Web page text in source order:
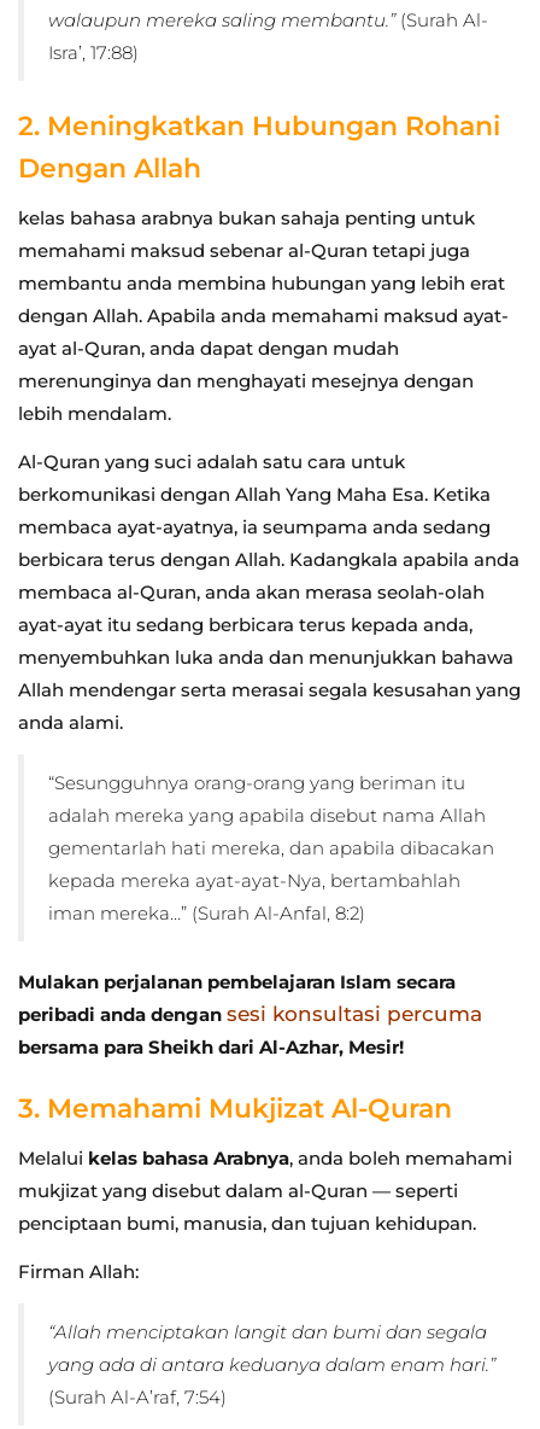
walaupun mereka saling membantu.”(Surah Al-
Isra’, 17:88)
2. Meningkatkan Hubungan Rohani
Dengan Allah
kelas bahasa arabnya bukan sahaja penting untuk
memahami maksud sebenar al-Quran tetapi juga
membantu anda membina hubungan yang lebih erat
dengan Allah. Apabila anda memahami maksud ayat-
ayat al-Quran, anda dapat dengan mudah
merenunginya dan menghayati mesejnya dengan
lebih mendalam.
Al-Quran yang suci adalah satu cara untuk
berkomunikasi dengan Allah Yang Maha Esa. Ketika
membaca ayat-ayatnya, ia seumpama anda sedang
berbicara terus dengan Allah. Kadangkala apabila anda
membaca al-Quran, anda akan merasa seolah-olah
ayat-ayat itu sedang berbicara terus kepada anda,
menyembuhkan luka anda dan menunjukkan bahawa
Allah mendengar serta merasai segala kesusahan yang
anda alami.
“Sesungguhnya orang-orang yang beriman itu
adalah mereka yang apabila disebut nama Allah
gementarlah hati mereka, dan apabila dibacakan
kepada mereka ayat-ayat-Nya, bertambahlah
iman mereka…” (Surah Al-Anfal, 8:2)
Mulakan perjalanan pembelajaran Islam secara
peribadi anda dengan sesi konsultasi percuma
bersama para Sheikh dari Al-Azhar, Mesir!
3. Memahami Mukjizat Al-Quran
Melalui kelas bahasa Arabnya, anda boleh memahami
mukjizat yang disebut dalam al-Quran — seperti
penciptaan bumi, manusia, dan tujuan kehidupan.
Firman Allah:
“Allah menciptakan langit dan bumi dan segala
yang ada di antara keduanya dalam enam hari.”
(Surah Al-A’raf, 7:54)